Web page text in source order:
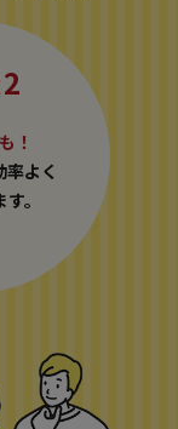
2
！
よく
。